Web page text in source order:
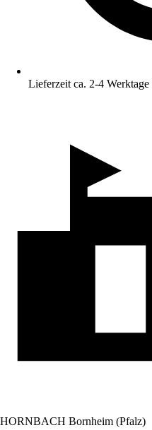
Lieferzeit ca. 2-4 Werktage
HORNBACH Bornheim (Pfalz)